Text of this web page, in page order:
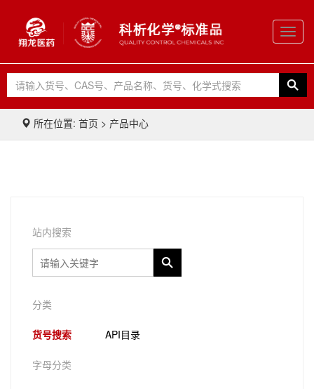
所在位置: 首页 > 产品中心
站内搜索
分类
货号搜索 API目录
字母分类